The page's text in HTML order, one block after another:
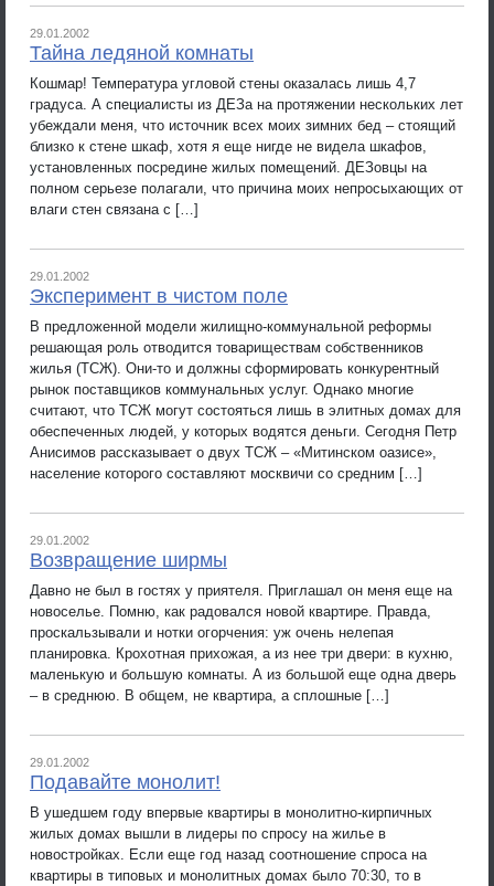
29.01.2002
Тайна ледяной комнаты
Кошмар! Температура угловой стены оказалась лишь 4,7
градуса. А специалисты из ДЕЗа на протяжении нескольких лет
убеждали меня, что источник всех моих зимних бед – стоящий
близко к стене шкаф, хотя я еще нигде не видела шкафов,
установленных посредине жилых помещений. ДЕЗовцы на
полном серьезе полагали, что причина моих непросыхающих от
влаги стен связана с […]
29.01.2002
Эксперимент в чистом поле
В предложенной модели жилищно-коммунальной реформы
решающая роль отводится товариществам собственников
жилья (ТСЖ). Они-то и должны сформировать конкурентный
рынок поставщиков коммунальных услуг. Однако многие
считают, что ТСЖ могут состояться лишь в элитных домах для
обеспеченных людей, у которых водятся деньги. Сегодня Петр
Анисимов рассказывает о двух ТСЖ – «Митинском оазисе»,
население которого составляют москвичи со средним […]
29.01.2002
Возвращение ширмы
Давно не был в гостях у приятеля. Приглашал он меня еще на
новоселье. Помню, как радовался новой квартире. Правда,
проскальзывали и нотки огорчения: уж очень нелепая
планировка. Крохотная прихожая, а из нее три двери: в кухню,
маленькую и большую комнаты. А из большой еще одна дверь
– в среднюю. В общем, не квартира, а сплошные […]
29.01.2002
Подавайте монолит!
В ушедшем году впервые квартиры в монолитно-кирпичных
жилых домах вышли в лидеры по спросу на жилье в
новостройках. Если еще год назад соотношение спроса на
квартиры в типовых и монолитных домах было 70:30, то в